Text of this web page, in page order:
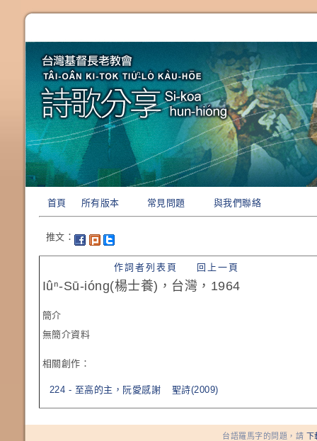
首頁 所有版本 常見問題 與我們聯絡
推文：
作詞者列表頁 回上一頁
Iûⁿ-Sū-ióng(楊士養)，台灣，1964
簡介
無簡介資料
相關創作：
224 - 至高的主，阮愛感謝 聖詩(2009)
台語羅馬字的問題，請 下